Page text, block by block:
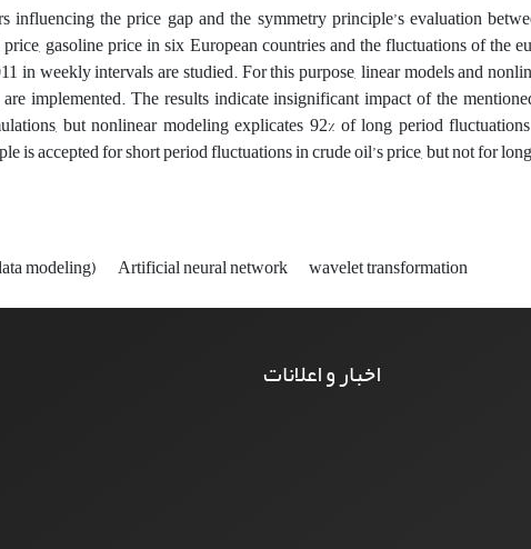
influencing the price gap and the symmetry principle’s evaluation
gasoline price in six European countries and the fluctuations of the
weekly intervals are studied. For this purpose, linear models and
implemented. The results indicate insignificant impact of the
but nonlinear modeling explicates 92% of long period
is accepted for short period fluctuations in crude oil’s price, but not for
modeling) Artificial neural network wavelet transformation
اخبار و اعلانات